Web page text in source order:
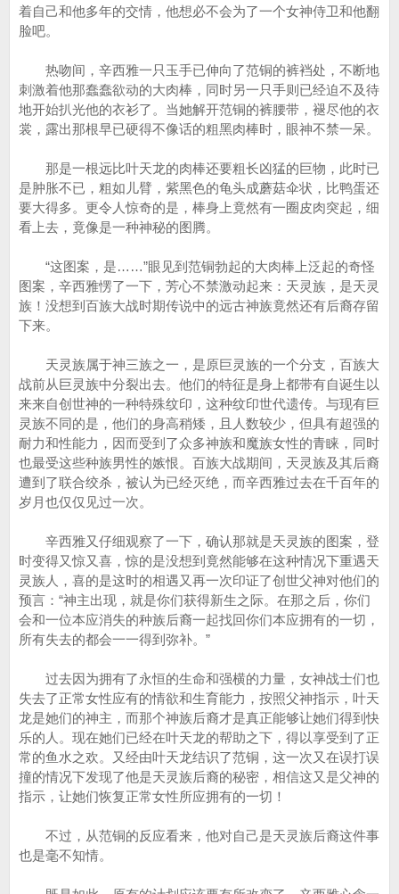
着自己和他多年的交情，他想必不会为了一个女神侍卫和他翻
脸吧。
热吻间，辛西雅一只玉手已伸向了范铜的裤裆处，不断地
刺激着他那蠢蠢欲动的大肉棒，同时另一只手则已经迫不及待
地开始扒光他的衣衫了。当她解开范铜的裤腰带，褪尽他的衣
裳，露出那根早已硬得不像话的粗黑肉棒时，眼神不禁一呆。
那是一根远比叶天龙的肉棒还要粗长凶猛的巨物，此时已
是肿胀不已，粗如儿臂，紫黑色的龟头成蘑菇伞状，比鸭蛋还
要大得多。更令人惊奇的是，棒身上竟然有一圈皮肉突起，细
看上去，竟像是一种神秘的图腾。
“这图案，是……”眼见到范铜勃起的大肉棒上泛起的奇怪
图案，辛西雅愣了一下，芳心不禁激动起来：天灵族，是天灵
族！没想到百族大战时期传说中的远古神族竟然还有后裔存留
下来。
天灵族属于神三族之一，是原巨灵族的一个分支，百族大
战前从巨灵族中分裂出去。他们的特征是身上都带有自诞生以
来来自创世神的一种特殊纹印，这种纹印世代遗传。与现有巨
灵族不同的是，他们的身高稍矮，且人数较少，但具有超强的
耐力和性能力，因而受到了众多神族和魔族女性的青睐，同时
也最受这些种族男性的嫉恨。百族大战期间，天灵族及其后裔
遭到了联合绞杀，被认为已经灭绝，而辛西雅过去在千百年的
岁月也仅仅见过一次。
辛西雅又仔细观察了一下，确认那就是天灵族的图案，登
时变得又惊又喜，惊的是没想到竟然能够在这种情况下重遇天
灵族人，喜的是这时的相遇又再一次印证了创世父神对他们的
预言：“神主出现，就是你们获得新生之际。在那之后，你们
会和一位本应消失的种族后裔一起找回你们本应拥有的一切，
所有失去的都会一一得到弥补。”
过去因为拥有了永恒的生命和强横的力量，女神战士们也
失去了正常女性应有的情欲和生育能力，按照父神指示，叶天
龙是她们的神主，而那个神族后裔才是真正能够让她们得到快
乐的人。现在她们已经在叶天龙的帮助之下，得以享受到了正
常的鱼水之欢。又经由叶天龙结识了范铜，这一次又在误打误
撞的情况下发现了他是天灵族后裔的秘密，相信这又是父神的
指示，让她们恢复正常女性所应拥有的一切！
不过，从范铜的反应看来，他对自己是天灵族后裔这件事
也是毫不知情。